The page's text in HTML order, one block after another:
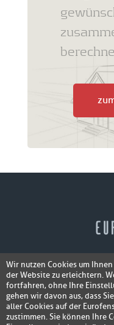
Wir nutzen Cookies um
der Website zu erleichtern.
fortfahren, ohne Ihre
gehen wir davon aus, dass
aller Cookies auf der
zustimmen. Sie können Ihre
Fotos der Fenster/
senden und ein
bis 100,- EUR
©